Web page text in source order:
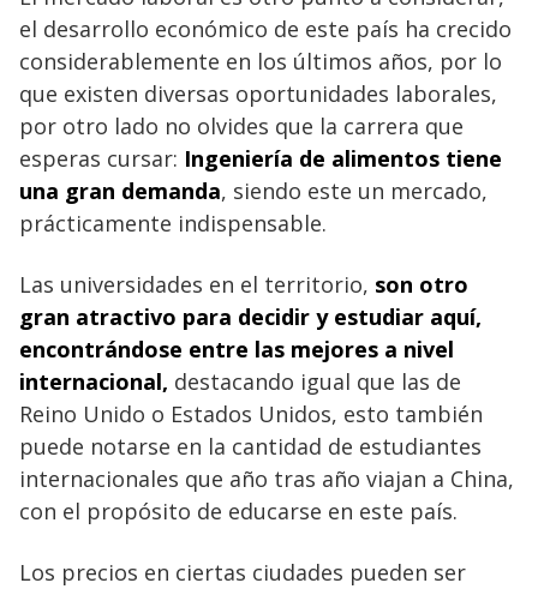
el desarrollo económico de este país ha crecido
considerablemente en los últimos años, por lo
que existen diversas oportunidades laborales,
por otro lado no olvides que la carrera que
esperas cursar: Ingeniería de alimentos tiene
una gran demanda, siendo este un mercado,
prácticamente indispensable.
Las universidades en el territorio, son otro
gran atractivo para decidir y estudiar aquí,
encontrándose entre las mejores a nivel
internacional, destacando igual que las de
Reino Unido o Estados Unidos, esto también
puede notarse en la cantidad de estudiantes
internacionales que año tras año viajan a China,
con el propósito de educarse en este país.
Los precios en ciertas ciudades pueden ser